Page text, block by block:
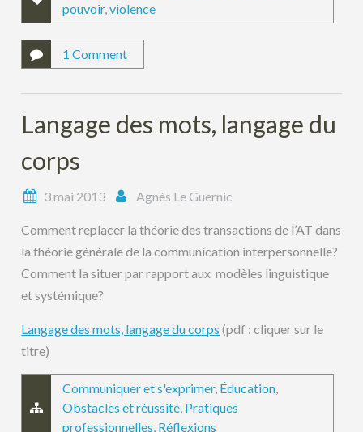
pouvoir,violence
1 Comment
Langage des mots, langage du
corps
3 mai 2013 Agnès Le Guernic
Comment replacer la théorie des transactions de l’AT dans
la théorie générale de la communication interpersonnelle?
Comment la situer par rapport aux modèles linguistique
et systémique?
Langage des mots, langage du corps (pdf : cliquer sur le
titre)
Communiquer et s'exprimer, Éducation,
Obstacles et réussite, Pratiques
professionnelles, Réflexions